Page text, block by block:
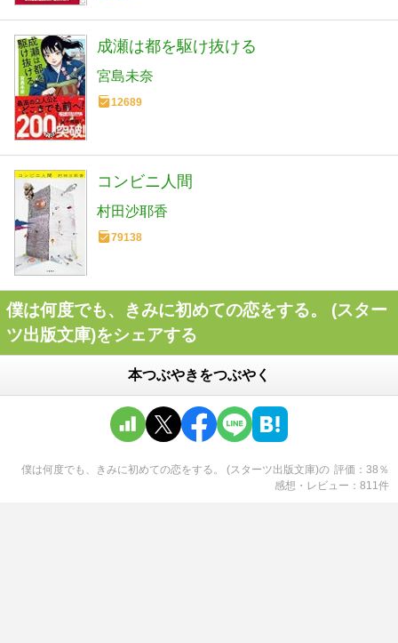
成瀬は都を駆け抜ける
宮島未奈
12689
コンビニ人間
村田沙耶香
79138
僕は何度でも、きみに初めての恋をする。 (スター
ツ出版文庫)をシェアする
本つぶやきをつぶやく
僕は何度でも、きみに初めての恋をする。 (スターツ出版文庫)の 評価 38 ％
感想・レビュー
811件